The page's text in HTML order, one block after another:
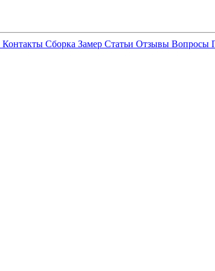
Контакты Сборка Замер Статьи Отзывы Вопросы